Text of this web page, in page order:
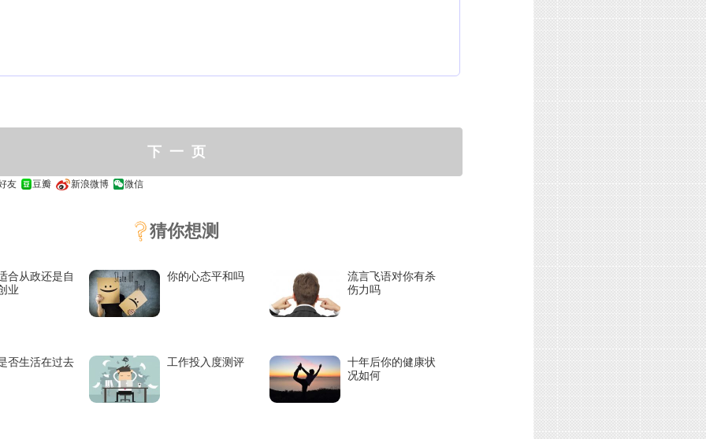
友 豆瓣 新浪微博 微信
猜你想测
合从政还是自
业
你的心态平和吗
流言飞语对你有杀
伤力吗
否生活在过去 工作投入度测评
十年后你的健康状
况如何